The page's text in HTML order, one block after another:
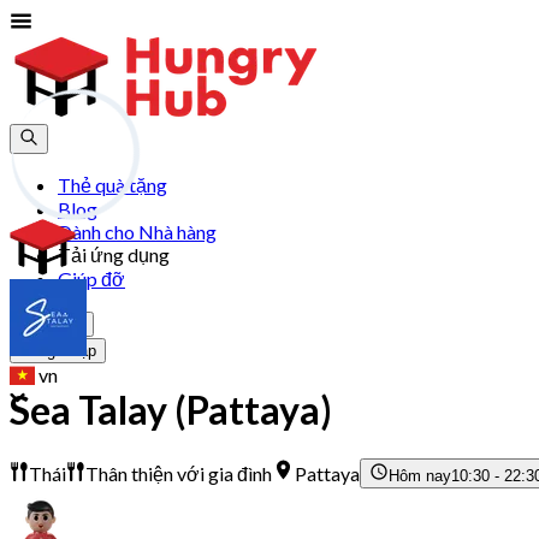
Thẻ quà tặng
Blog
Dành cho Nhà hàng
Tải ứng dụng
Giúp đỡ
Tham gia
Đăng Nhập
vn
Sea Talay (Pattaya)
Thái Thân thiện với gia đình Pattaya Hôm nay10:30 -